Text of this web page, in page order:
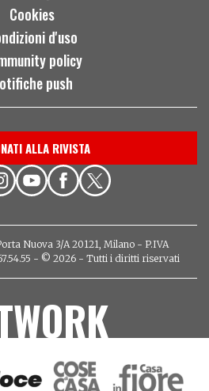
Cookies
d'uso
policy
push
ALLA RIVISTA
Nuova 3/A 20121, Milano - P.IVA
- © 2026 - Tutti i diritti riservati